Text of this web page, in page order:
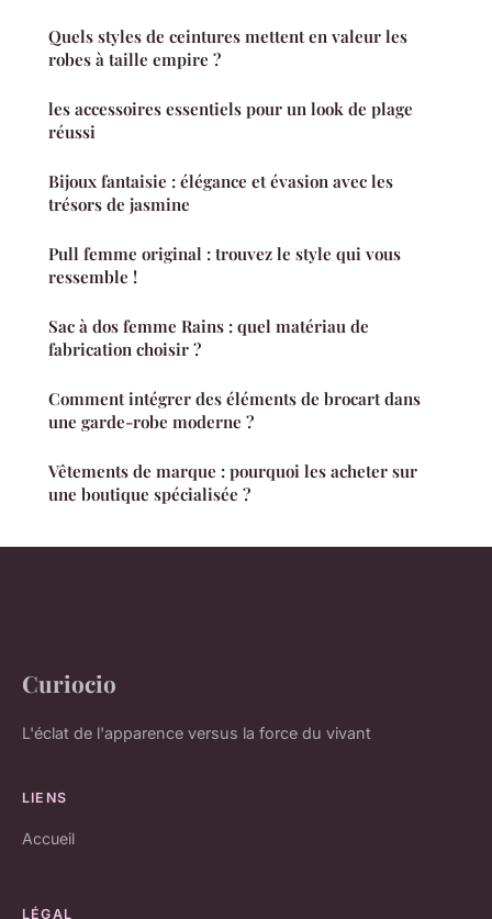
Quels styles de ceintures mettent en valeur les
robes à taille empire ?
les accessoires essentiels pour un look de plage
réussi
Bijoux fantaisie : élégance et évasion avec les
trésors de jasmine
Pull femme original : trouvez le style qui vous
ressemble !
Sac à dos femme Rains : quel matériau de
fabrication choisir ?
Comment intégrer des éléments de brocart dans
une garde-robe moderne ?
Vêtements de marque : pourquoi les acheter sur
une boutique spécialisée ?
Curiocio
L'éclat de l'apparence versus la force du vivant
LIENS
Accueil
LÉGAL